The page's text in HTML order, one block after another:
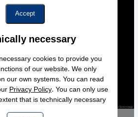
necessary
cookies to provide you
of our website. We only
our own systems. You can read
Privacy Policy. You can only use
that is technically necessary.
Google Maps Embed
Accept